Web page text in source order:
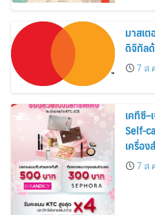
มาสเ
ดิจิทัล
7 ส.
เคทีซี
Self-
เครื่อ
7 ส.